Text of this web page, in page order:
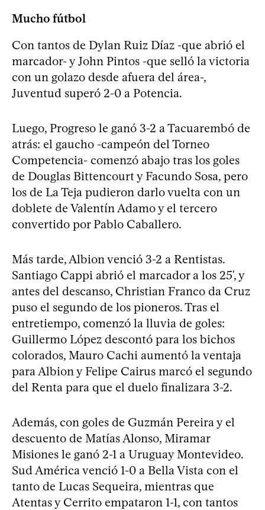
Mucho fútbol
Con tantos de Dylan Ruiz Díaz -que abrió el
marcador- y John Pintos -que selló la victoria
con un golazo desde afuera del área-,
Juventud superó 2-0 a Potencia.
Luego, Progreso le ganó 3-2 a Tacuarembó de
atrás: el gaucho -campeón del Torneo
Competencia- comenzó abajo tras los goles
de Douglas Bittencourt y Facundo Sosa, pero
los de La Teja pudieron darlo vuelta con un
doblete de Valentín Adamo y el tercero
convertido por Pablo Caballero.
Más tarde, Albion venció 3-2 a Rentistas.
Santiago Cappi abrió el marcador a los 25', y
antes del descanso, Christian Franco da Cruz
puso el segundo de los pioneros. Tras el
entretiempo, comenzó la lluvia de goles:
Guillermo López descontó para los bichos
colorados, Mauro Cachi aumentó la ventaja
para Albion y Felipe Cairus marcó el segundo
del Renta para que el duelo finalizara 3-2.
Además, con goles de Guzmán Pereira y el
descuento de Matías Alonso, Miramar
Misiones le ganó 2-1 a Uruguay Montevideo.
Sud América venció 1-0 a Bella Vista con el
tanto de Lucas Sequeira, mientras que
Atentas y Cerrito empataron 1-1, con tantos